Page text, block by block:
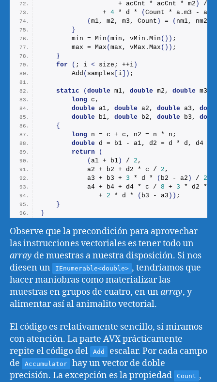
                    + acCnt * acCnt * m2
)
/
                +
4 * d * (Count * a. m3 -
(m1, m2, m3, Count ) = ( nm1, nm2,
}
        min =
Min (min, vMin. Min ()) ;
        max =
Max (max, vMax. Max ()) ;
}
for
( ; i < size; ++i)
Add ( samples [ i]) ;
static (double m1, double m2, double m3,
long c,
double a1, double a2, double a3,
double b1, double b2, double b3,
{
long n = c + c, n2 = n * n;
double d = b1 - a1, d2 = d * d, d4 =
return
(
(a1 + b1) / 2 ,
            a2 + b2 + d2 * c /
2 ,
            a3 + b3 +
3 * d * ( b2 - a2 ) / 2
            a4 + b4 + d4 * c /
8 + 3 * d2 *
               +
2 * d * ( b3 - a3 )) ;
}
}
Observe que la precondición para aprovechar
las instrucciones vectoriales es tener todo un
array de muestras a nuestra disposición. Si nos
diesen un
IEnumerable<double> , tendríamos que
hacer maniobras como materializar las
muestras en grupos de cuatro, en un array, y
alimentar así al animalito vectorial.
El código es relativamente sencillo, si miramos
con atención. La parte AVX prácticamente
repite el código del
Add
escalar. Por cada campo
de
Accumulator
hay un vector de doble
precisión. La excepción es la propiedad
Count ,